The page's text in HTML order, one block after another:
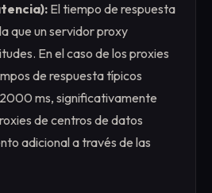
El tiempo de respuesta
que un servidor proxy
En el caso de los proxies
de respuesta típicos
ms, significativamente
de centros de datos
adicional a través de las